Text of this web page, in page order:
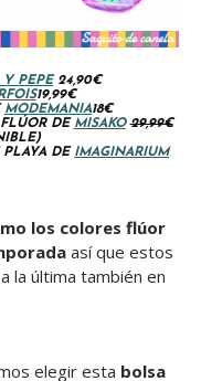
Y PEPE24,90€
19,99€
MODEMANIA18€
DE MISAKO 29,99€
PLAYA DE IMAGINARIUM
los colores flúor
así que estos
la última también en
elegir esta bolsa